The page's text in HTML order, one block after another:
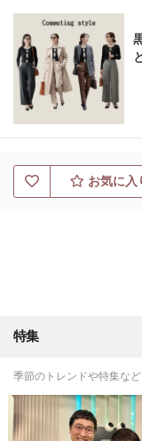
お気に入
特集
季節のトレンドや特集など